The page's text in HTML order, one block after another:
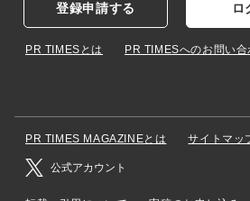
登録申請する ロ
PR TIMESとは PR TIMESへのお問い合
PR TIMES MAGAZINEとは サイトマッ
公式アカウント